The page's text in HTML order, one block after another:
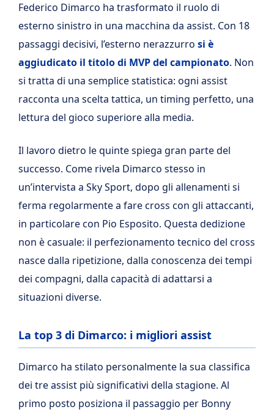
Federico Dimarco ha trasformato il ruolo di
esterno sinistro in una macchina da assist. Con 18
passaggi decisivi, l’esterno nerazzurro si è
aggiudicato il titolo di MVP del campionato. Non
si tratta di una semplice statistica: ogni assist
racconta una scelta tattica, un timing perfetto, una
lettura del gioco superiore alla media.
Il lavoro dietro le quinte spiega gran parte del
successo. Come rivela Dimarco stesso in
un’intervista a Sky Sport, dopo gli allenamenti si
ferma regolarmente a fare cross con gli attaccanti,
in particolare con Pio Esposito. Questa dedizione
non è casuale: il perfezionamento tecnico del cross
nasce dalla ripetizione, dalla conoscenza dei tempi
dei compagni, dalla capacità di adattarsi a
situazioni diverse.
La top 3 di Dimarco: i migliori assist
Dimarco ha stilato personalmente la sua classifica
dei tre assist più significativi della stagione. Al
primo posto posiziona il passaggio per Bonny